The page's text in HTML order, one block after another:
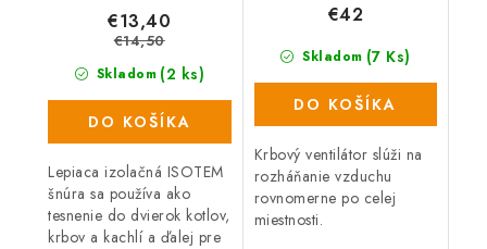
Skladom (2 ks)
€13,40
€14,50
DO KOŠÍKA
Lepiaca izolačná ISOTEM
šnúra sa používa ako
tesnenie do dvierok kotlov,
krbov a kachlí a ďalej pre
Skladom (7 Ks)
€42
DO KOŠÍKA
Krbový ventilátor slúži na
rozháňanie vzduchu
rovnomerne po celej
miestnosti.